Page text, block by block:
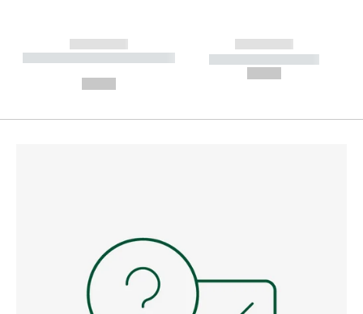
------------
----------- ----------- --------
------------
----------- -----------